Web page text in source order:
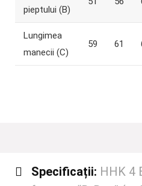
pieptului (B)
Lungimea
manecii (C)
59 61
Specificații: HHK 4